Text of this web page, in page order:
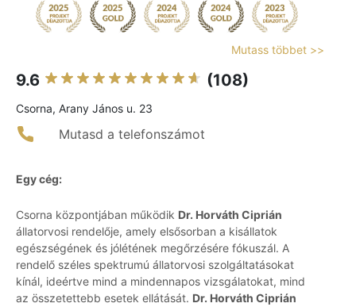
Mutass többet >>
9.6 (108)
Csorna, Arany János u. 23
Mutasd a telefonszámot
Egy cég:
Csorna központjában működik Dr. Horváth Ciprián
állatorvosi rendelője, amely elsősorban a kisállatok
egészségének és jólétének megőrzésére fókuszál. A
rendelő széles spektrumú állatorvosi szolgáltatásokat
kínál, ideértve mind a mindennapos vizsgálatokat, mind
az összetettebb esetek ellátását. Dr. Horváth Ciprián